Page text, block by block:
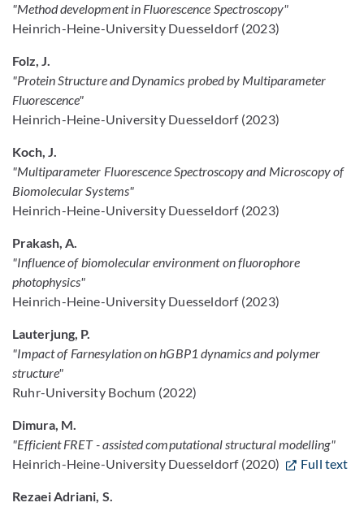
"Method development in Fluorescence Spectroscopy"
Heinrich-Heine-University Duesseldorf (2023)
Folz, J.
"Protein Structure and Dynamics probed by Multiparameter
Fluorescence"
Heinrich-Heine-University Duesseldorf (2023)
Koch, J.
"Multiparameter Fluorescence Spectroscopy and Microscopy of
Biomolecular Systems"
Heinrich-Heine-University Duesseldorf (2023)
Prakash, A.
"Influence of biomolecular environment on fluorophore
photophysics"
Heinrich-Heine-University Duesseldorf (2023)
Lauterjung, P.
"Impact of Farnesylation on hGBP1 dynamics and polymer
structure"
Ruhr-University Bochum (2022)
Dimura, M.
"Efficient FRET - assisted computational structural modelling"
Heinrich-Heine-University Duesseldorf (2020)
Full text
Rezaei Adriani, S.